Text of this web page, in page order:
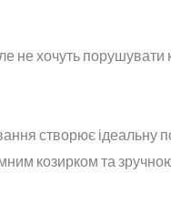
не хочуть порушувати
створює ідеальну
козирком та